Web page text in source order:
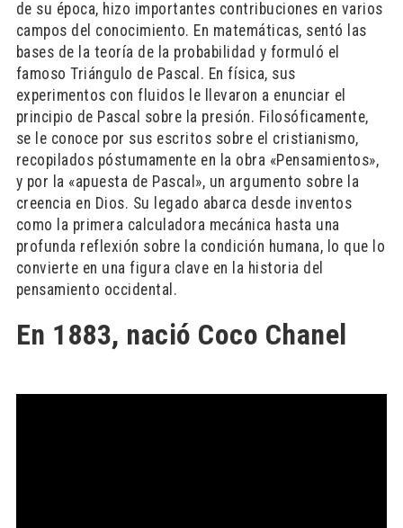
de su época, hizo importantes contribuciones en varios
campos del conocimiento. En matemáticas, sentó las
bases de la teoría de la probabilidad y formuló el
famoso Triángulo de Pascal. En física, sus
experimentos con fluidos le llevaron a enunciar el
principio de Pascal sobre la presión. Filosóficamente,
se le conoce por sus escritos sobre el cristianismo,
recopilados póstumamente en la obra «Pensamientos»,
y por la «apuesta de Pascal», un argumento sobre la
creencia en Dios. Su legado abarca desde inventos
como la primera calculadora mecánica hasta una
profunda reflexión sobre la condición humana, lo que lo
convierte en una figura clave en la historia del
pensamiento occidental.
En 1883, nació Coco Chanel